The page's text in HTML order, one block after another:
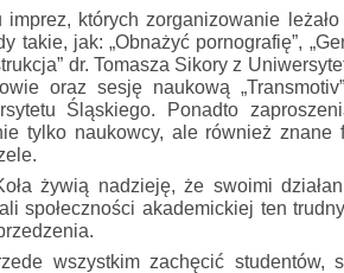
imprez, których zorganizowanie
takie, jak: „Obnażyć pornografię”,
dr. Tomasza Sikory z
oraz sesję naukową
Śląskiego. Ponadto
tylko naukowcy, ale również znane
żywią nadzieję, że swoimi
społeczności akademickiej ten
wszystkim zachęcić studentów,